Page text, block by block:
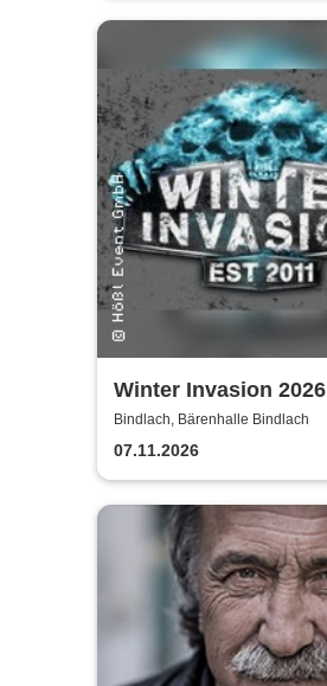
Winter Invasion 2026
Bindlach, Bärenhalle Bindlach
07.11.2026